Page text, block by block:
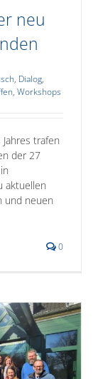
neu
, Dialog,
, Workshops
trafen
der 27
aktuellen
und neuen
0